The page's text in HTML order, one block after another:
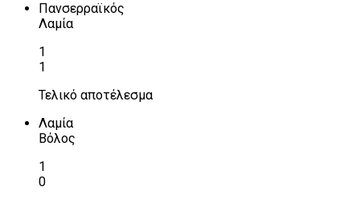
Πανσερραϊκός
Λαμία
1
1
Τελικό αποτέλεσμα
Λαμία
Βόλος
1
0